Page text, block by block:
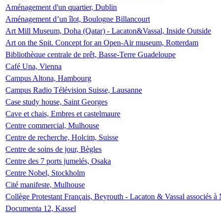
Aménagement d'un quartier, Dublin
Aménagement d’un îlot, Boulogne Billancourt
Art Mill Museum, Doha (Qatar) - Lacaton&Vassal, Inside Outside
Art on the Spit. Concept for an Open-Air museum, Rotterdam
Bibliothèque centrale de prêt, Basse-Terre Guadeloupe
Café Una, Vienna
Campus Altona, Hambourg
Campus Radio Télévision Suisse, Lausanne
Case study house, Saint Georges
Cave et chais, Embres et castelmaure
Centre commercial, Mulhouse
Centre de recherche, Holcim, Suisse
Centre de soins de jour, Bègles
Centre des 7 ports jumelés, Osaka
Centre Nobel, Stockholm
Cité manifeste, Mulhouse
Collège Protestant Français, Beyrouth - Lacaton & Vassal associés
Documenta 12, Kassel